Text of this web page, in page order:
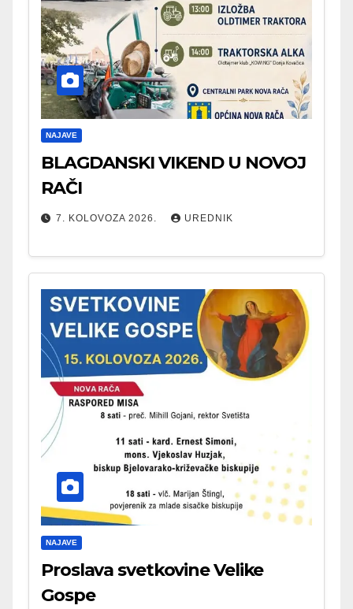
NAJAVE
BLAGDANSKI VIKEND U NOVOJ
RAČI
7. KOLOVOZA 2026. UREDNIK
NAJAVE
Proslava svetkovine Velike
Gospe